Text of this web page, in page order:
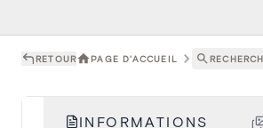
RETOUR PAGE D'ACCUEIL
INFORMATIONS